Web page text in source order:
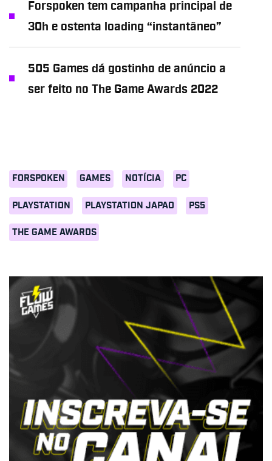
FORSPOKEN GAMES NOTÍCIA PC
PLAYSTATION PLAYSTATION JAPAO PS5
THE GAME AWARDS
Forspoken tem campanha principal de
30h e ostenta loading “instantâneo”
505 Games dá gostinho de anúncio a
ser feito no The Game Awards 2022